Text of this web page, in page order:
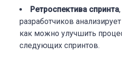
Ретроспектива спринта
разработчиков
как можно улучшить
следующих спринтов.